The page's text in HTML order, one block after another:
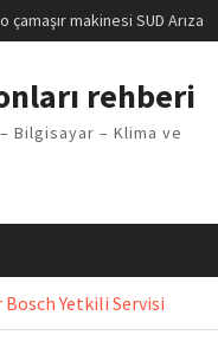
çamaşır makinesi SUD Arıza
Çözümü
Kodu Regal kombi
kombi F3 Hatası
Yöntemleri
rehberi
Bilgisayar – Klima ve
Yetkili Servisi